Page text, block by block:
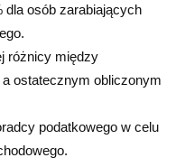
dla osób zarabiających
różnicy między
ostatecznym obliczonym
podatkowego w celu